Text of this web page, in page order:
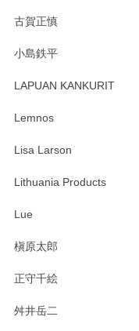
す。 素敵な湯呑みで
たm(_)m
います。無事
古賀正慎
小島鉄平
LAPUAN KANKURIT
Lemnos
Lisa Larson
Lithuania Products
Lue
槇原太郎
正守千絵
舛井岳二